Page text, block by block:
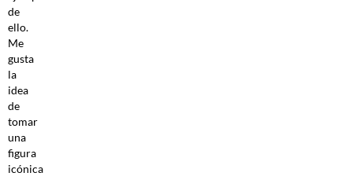
de
ello.
Me
gusta
la
idea
de
tomar
una
figura
icónica